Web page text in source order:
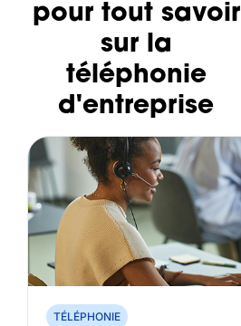
pour tout savoir
sur la
téléphonie
d'entreprise
TÉLÉPHONIE